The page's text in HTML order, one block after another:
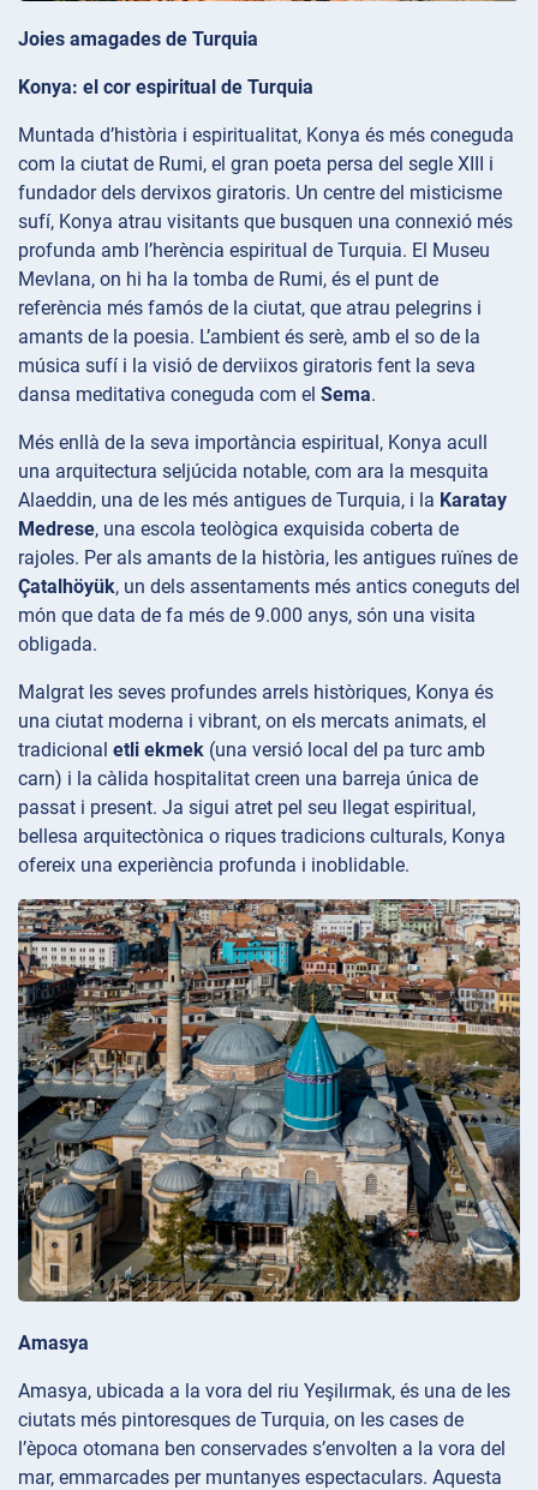
Joies amagades de Turquia
Konya: el cor espiritual de Turquia
Muntada d’història i espiritualitat, Konya és més coneguda
com la ciutat de Rumi, el gran poeta persa del segle XIII i
fundador dels dervixos giratoris. Un centre del misticisme
sufí, Konya atrau visitants que busquen una connexió més
profunda amb l’herència espiritual de Turquia. El Museu
Mevlana, on hi ha la tomba de Rumi, és el punt de
referència més famós de la ciutat, que atrau pelegrins i
amants de la poesia. L’ambient és serè, amb el so de la
música sufí i la visió de derviixos giratoris fent la seva
dansa meditativa coneguda com el Sema.
Més enllà de la seva importància espiritual, Konya acull
una arquitectura seljúcida notable, com ara la mesquita
Alaeddin, una de les més antigues de Turquia, i la Karatay
Medrese, una escola teològica exquisida coberta de
rajoles. Per als amants de la història, les antigues ruïnes de
Çatalhöyük, un dels assentaments més antics coneguts del
món que data de fa més de 9.000 anys, són una visita
obligada.
Malgrat les seves profundes arrels històriques, Konya és
una ciutat moderna i vibrant, on els mercats animats, el
tradicional etli ekmek (una versió local del pa turc amb
carn) i la càlida hospitalitat creen una barreja única de
passat i present. Ja sigui atret pel seu llegat espiritual,
bellesa arquitectònica o riques tradicions culturals, Konya
ofereix una experiència profunda i inoblidable.
Amasya
Amasya, ubicada a la vora del riu Yeşilırmak, és una de les
ciutats més pintoresques de Turquia, on les cases de
l’època otomana ben conservades s’envolten a la vora del
mar, emmarcades per muntanyes espectaculars. Aquesta